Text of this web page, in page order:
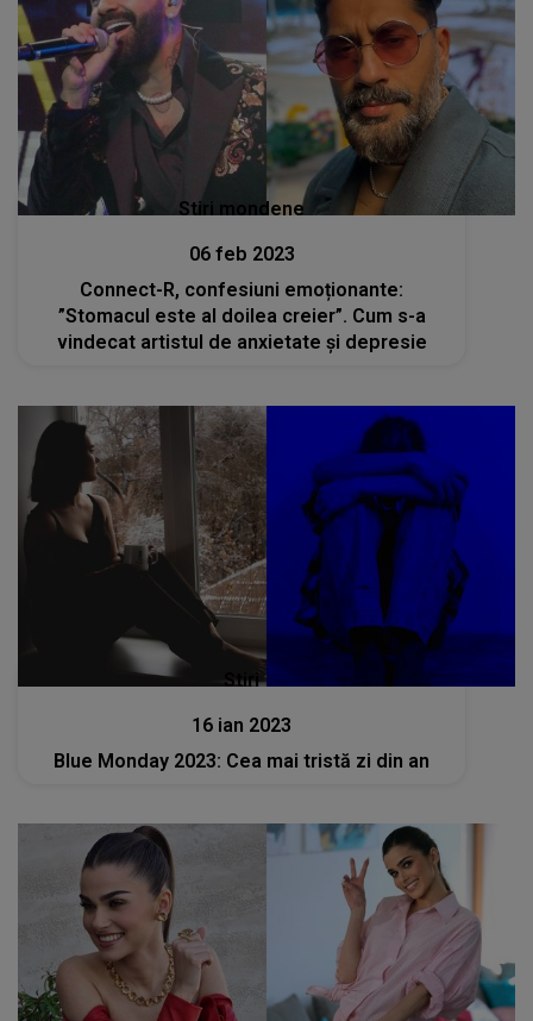
Stiri
16 ian 2023
Blue Monday 2023: Cea mai tristă zi din an
Stiri mondene
deveni mamă? Artista a oferit noi detalii
cu totul”